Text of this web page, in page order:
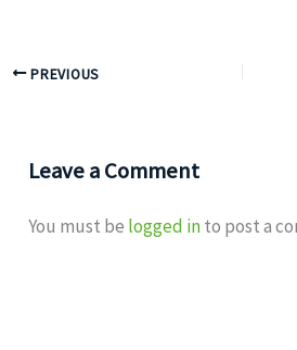
PREVIOUS
Leave a Comment
You must be logged into post a